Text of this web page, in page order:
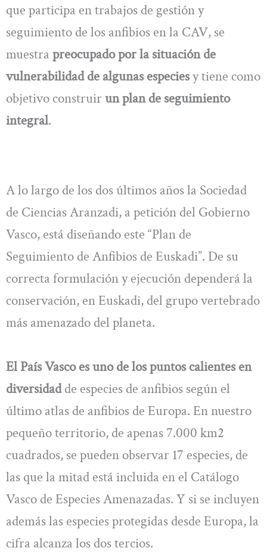
que participa en trabajos de gestión y
seguimiento de los anfibios en la CAV, se
muestra preocupado por la situación de
vulnerabilidad de algunas especiesy tiene como
objetivo construirun plan de seguimiento
integral.
A lo largo de los dos últimos años la Sociedad
de Ciencias Aranzadi, a petición del Gobierno
Vasco, está diseñando este “Plan de
Seguimiento de Anfibios de Euskadi”. De su
correcta formulación y ejecución dependerá la
conservación, en Euskadi, del grupo vertebrado
más amenazado del planeta.
El País Vasco es uno de los puntos calientes en
diversidadde especies de anfibios según el
último atlas de anfibios de Europa. En nuestro
pequeño territorio, de apenas 7.000 km2
cuadrados, se pueden observar 17 especies, de
las que la mitad está incluida en el Catálogo
Vasco de Especies Amenazadas. Y si se incluyen
además las especies protegidas desde Europa, la
cifra alcanza los dos tercios.